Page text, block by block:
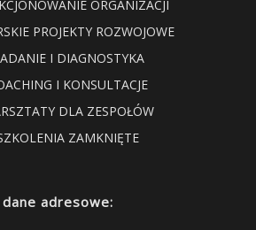
ORGANIZACJI
PROJEKTY ROZWOJOWE
I DIAGNOSTYKA
I KONSULTACJE
DLA ZESPOŁÓW
ZAMKNIĘTE
dane adresowe: